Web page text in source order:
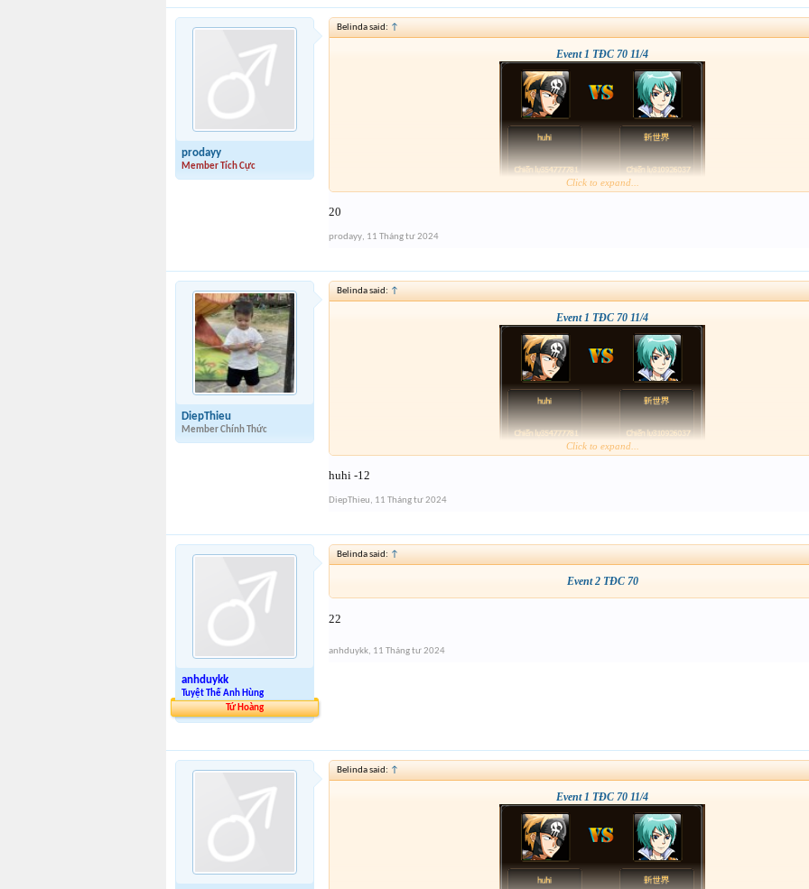
prodayy
Member Tích Cực
Belinda said: ↑
Event 1 TĐC 70 11/4
Click to expand...
20
prodayy, 11 Tháng tư 2024
DiepThieu
Member Chính Thức
Belinda said: ↑
Event 1 TĐC 70 11/4
Click to expand...
huhi -12
DiepThieu, 11 Tháng tư 2024
anhduykk
Tuyệt Thế Anh Hùng
Tứ Hoàng
Belinda said: ↑
Event 2 TĐC 70
22
anhduykk, 11 Tháng tư 2024
Belinda said: ↑
Event 1 TĐC 70 11/4